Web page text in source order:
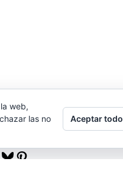
Bluesky
Pinterest
web,
las no
Aceptar todo